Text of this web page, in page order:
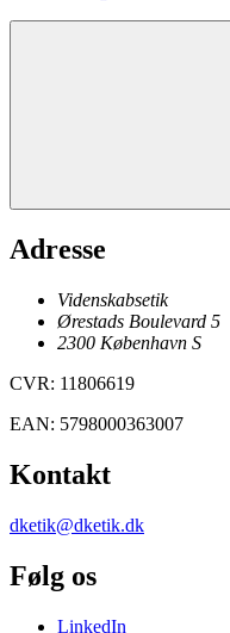
Adresse
Videnskabsetik
Ørestads Boulevard 5
2300 København S
CVR: 11806619
EAN: 5798000363007
Kontakt
dketik@dketik.dk
Følg os
LinkedIn